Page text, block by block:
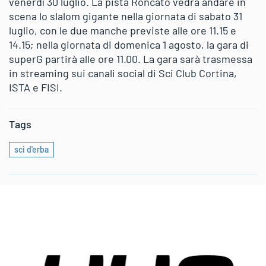
scena lo slalom gigante nella giornata di sabato 31
luglio, con le due manche previste alle ore 11.15 e
14.15; nella giornata di domenica 1 agosto, la gara di
superG partirà alle ore 11.00. La gara sarà trasmessa
in streaming sui canali social di Sci Club Cortina,
ISTA e FISI.
Tags
sci d'erba